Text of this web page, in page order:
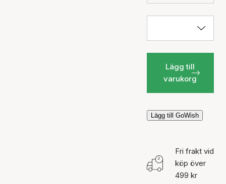
Lägg till
varukorg
Lägg till GoWish
Fri frakt vid
köp över
499 kr